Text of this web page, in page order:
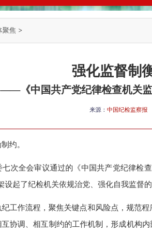
聚焦 >
强化监督制
——《中国共产党纪律检查机关
来源： 中国纪检监察报
约。
次全会审议通过的《中国共产党纪律检
设起了纪检机关依规治党、强化自我监督的
工作流程，聚焦关键点和风险点，规范
协调、相互制约的工作机制，形成机构